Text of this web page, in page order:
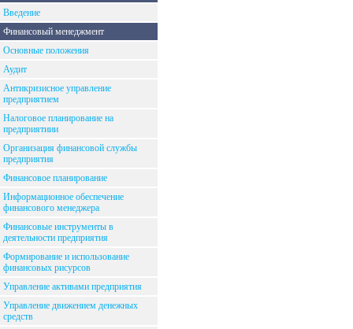
Введение
Финансовый менеджмент
Основные положения
Аудит
Антикризисное управление
предприятием
Налоговое планирование на
предприятиии
Организация финансовой службы
предприятия
Финансовое планирование
Информационное обеспечение
финансового менеджера
Финансовые инструменты в
деятельности предприятия
Формирование и использование
финансовых рисурсов
Управление активами предприятия
Управление движением денежных
средств